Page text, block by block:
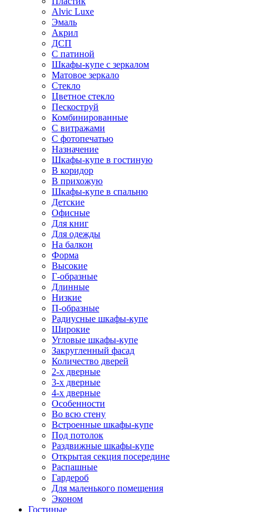
Alvic Luxe
Эмаль
Акрил
ДСП
С патиной
Шкафы-купе с зеркалом
Матовое зеркало
Стекло
Цветное стекло
Пескоструй
Комбинированные
С витражами
С фотопечатью
Назначение
Шкафы-купе в гостиную
В коридор
В прихожую
Шкафы-купе в спальню
Детские
Офисные
Для книг
Для одежды
На балкон
Форма
Высокие
Г-образные
Длинные
Низкие
П-образные
Радиусные шкафы-купе
Широкие
Угловые шкафы-купе
Закругленный фасад
Количество дверей
2-х дверные
3-х дверные
4-х дверные
Особенности
Во всю стену
Встроенные шкафы-купе
Под потолок
Раздвижные шкафы-купе
Открытая секция посередине
Распашные
Гардероб
Для маленького помещения
Эконом
Гостиные